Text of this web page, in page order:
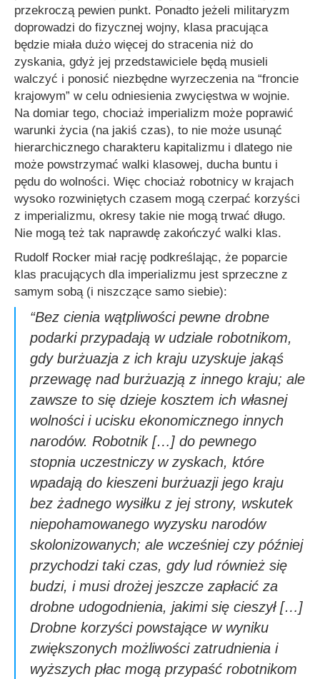
przekroczą pewien punkt. Ponadto jeżeli militaryzm
doprowadzi do fizycznej wojny, klasa pracująca
będzie miała dużo więcej do stracenia niż do
zyskania, gdyż jej przedstawiciele będą musieli
walczyć i ponosić niezbędne wyrzeczenia na “froncie
krajowym” w celu odniesienia zwycięstwa w wojnie.
Na domiar tego, chociaż imperializm może poprawić
warunki życia (na jakiś czas), to nie może usunąć
hierarchicznego charakteru kapitalizmu i dlatego nie
może powstrzymać walki klasowej, ducha buntu i
pędu do wolności. Więc chociaż robotnicy w krajach
wysoko rozwiniętych czasem mogą czerpać korzyści
z imperializmu, okresy takie nie mogą trwać długo.
Nie mogą też tak naprawdę zakończyć walki klas.
Rudolf Rocker miał rację podkreślając, że poparcie
klas pracujących dla imperializmu jest sprzeczne z
samym sobą (i niszczące samo siebie):
“Bez cienia wątpliwości pewne drobne
podarki przypadają w udziale robotnikom,
gdy burżuazja z ich kraju uzyskuje jakąś
przewagę nad burżuazją z innego kraju; ale
zawsze to się dzieje kosztem ich własnej
wolności i ucisku ekonomicznego innych
narodów. Robotnik […] do pewnego
stopnia uczestniczy w zyskach, które
wpadają do kieszeni burżuazji jego kraju
bez żadnego wysiłku z jej strony, wskutek
niepohamowanego wyzysku narodów
skolonizowanych; ale wcześniej czy później
przychodzi taki czas, gdy lud również się
budzi, i musi drożej jeszcze zapłacić za
drobne udogodnienia, jakimi się cieszył […]
Drobne korzyści powstające w wyniku
zwiększonych możliwości zatrudnienia i
wyższych płac mogą przypaść robotnikom